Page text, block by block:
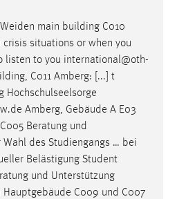
Weiden main building C010
situations or when you
listen to you international@oth-
C011 Amberg: [...] t
Hochschulseelsorge
Amberg, Gebäude A E03
Beratung und
des Studiengangs … bei
Belästigung Student
und Unterstützung
Hauptgebäude C009 und C007